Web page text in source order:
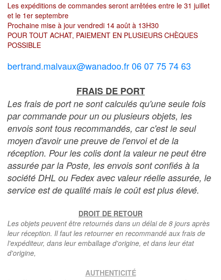
Les expéditions de commandes seront arrêtées entre le 31 juillet
et le 1er septembre
Prochaine mise à jour vendredi 14 août à 13H30
POUR TOUT ACHAT, PAIEMENT EN PLUSIEURS CHÈQUES
POSSIBLE
bertrand.malvaux@wanadoo.fr 06 07 75 74 63
FRAIS DE PORT
Les frais de port ne sont calculés qu'une seule fois
par commande pour un ou plusieurs objets, les
envois sont tous recommandés, car c'est le seul
moyen d'avoir une preuve de l'envoi et de la
réception. Pour les colis dont la valeur ne peut être
assurée par la Poste, les envois sont confiés à la
société DHL ou Fedex avec valeur réelle assurée, le
service est de qualité mais le coût est plus élevé.
DROIT DE RETOUR
Les objets peuvent être retournés dans un délai de 8 jours après
leur réception. Il faut les retourner en recommandé aux frais de
l'expéditeur, dans leur emballage d'origine, et dans leur état
d'origine,
AUTHENTICITÉ